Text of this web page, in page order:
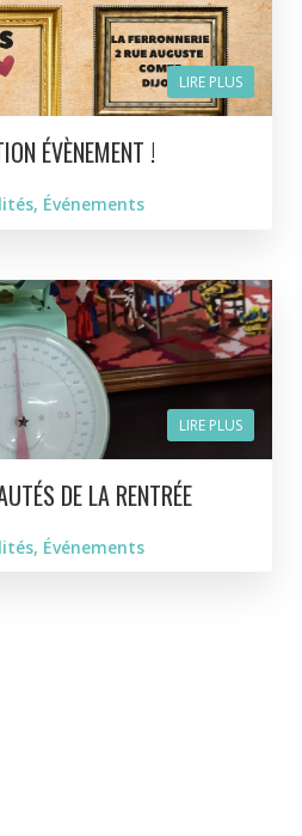
ÉVÈNEMENT !
, Événements
LIRE PLUS
DE LA RENTRÉE
, Événements
LIRE PLUS